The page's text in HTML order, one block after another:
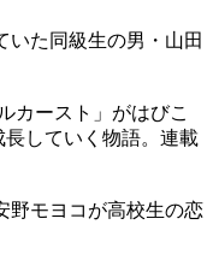
た同級生の男・山田
カースト」がはびこ
していく物語。連載
野モヨコが高校生の恋